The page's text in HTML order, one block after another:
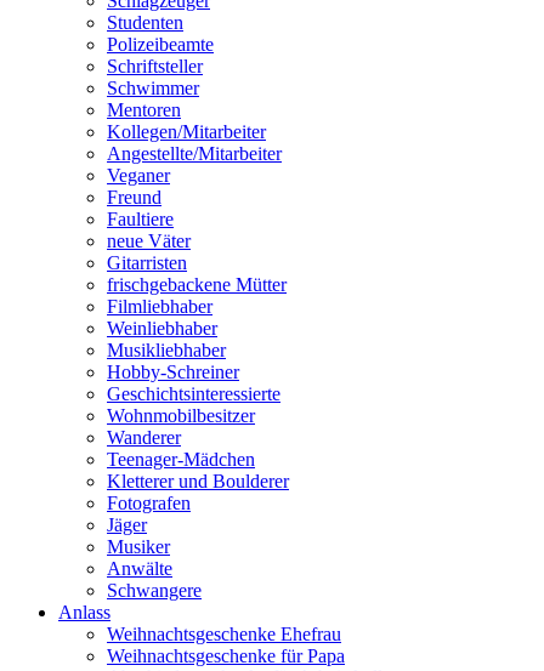
Studenten
Polizeibeamte
Schriftsteller
Schwimmer
Mentoren
Kollegen/Mitarbeiter
Angestellte/Mitarbeiter
Veganer
Freund
Faultiere
neue Väter
Gitarristen
frischgebackene Mütter
Filmliebhaber
Weinliebhaber
Musikliebhaber
Hobby-Schreiner
Geschichtsinteressierte
Wohnmobilbesitzer
Wanderer
Teenager-Mädchen
Kletterer und Boulderer
Fotografen
Jäger
Musiker
Anwälte
Schwangere
Anlass
Weihnachtsgeschenke Ehefrau
Weihnachtsgeschenke für Papa